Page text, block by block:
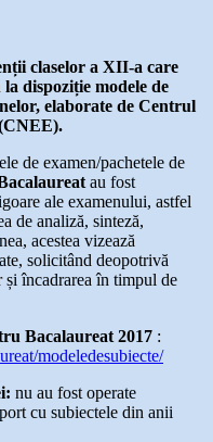
claselor a XII-a care
dispoziție modele de
elaborate de Centrul
de examen/pachetele de
au fost
ale examenului, astfel
de analiză, sinteză,
acestea vizează
solicitând deopotrivă
și încadrarea în timpul de
Bacalaureat 2017 :
modeledesubiecte/
nu au fost operate
cu subiectele din anii